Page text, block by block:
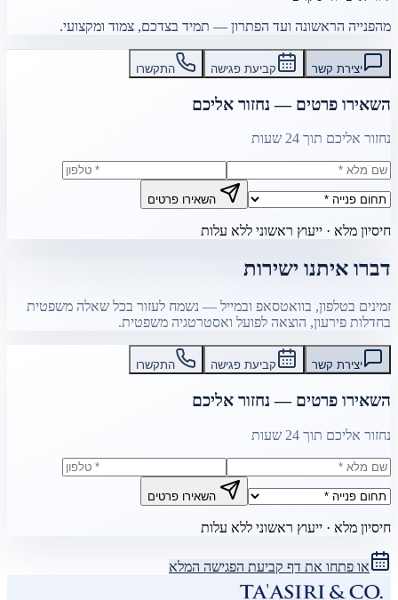
מהפנייה הראשונה ועד הפתרון — תמיד בצדכם, צמוד ומקצועי.
יצירת קשר קביעת פגישה התקשרו
השאירו פרטים — נחזור אליכם
נחזור אליכם תוך 24 שעות
השאירו פרטים
חיסיון מלא · ייעוץ ראשוני ללא עלות
דברו איתנו ישירות
זמינים בטלפון, בוואטסאפ ובמייל — נשמח לעזור בכל שאלה משפטית
בחדלות פירעון, הוצאה לפועל ואסטרטגיה משפטית.
יצירת קשר קביעת פגישה התקשרו
השאירו פרטים — נחזור אליכם
נחזור אליכם תוך 24 שעות
השאירו פרטים
חיסיון מלא · ייעוץ ראשוני ללא עלות
או פתחו את דף קביעת הפגישה המלא